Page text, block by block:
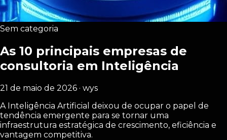
Sem categoria
As 10 principais empresas de
consultoria em Inteligência
21 de maio de 2026 · wys
A Inteligência Artificial deixou de ocupar o papel de
tendência emergente para se tornar uma
infraestrutura estratégica de crescimento, eficiência e
vantagem competitiva.